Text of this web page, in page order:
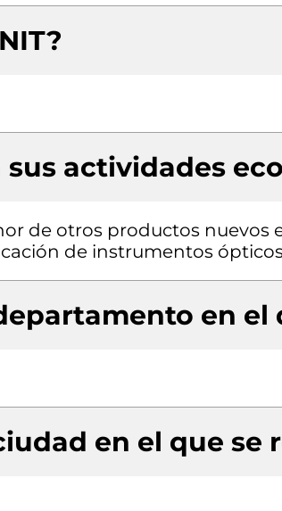
sus actividades
de otros productos nuevos
de instrumentos
en el
en el que se